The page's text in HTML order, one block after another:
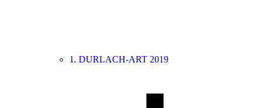
1. DURLACH-ART 2019